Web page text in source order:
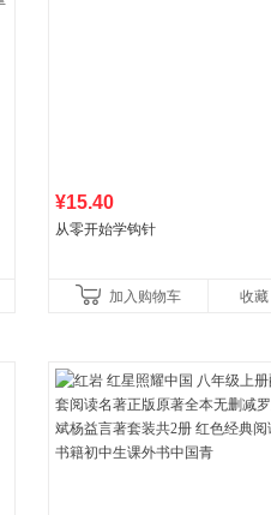
¥15.40
从零开始学钩针
加入购物车 收藏